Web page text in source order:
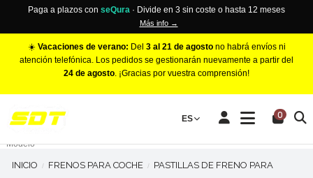
Paga a plazos con seQura · Divide en 3 sin coste o hasta 12 meses
Más info →
☀️ Vacaciones de verano: Del 3 al 21 de agostono habrá envíos ni
atención telefónica. Los pedidos se gestionarán nuevamente a partir del
24 de agosto. ¡Gracias por vuestra comprensión!
ES 0
Make
Modelo
INICIO FRENOS PARA COCHE
PASTILLAS DE FRENO PARA